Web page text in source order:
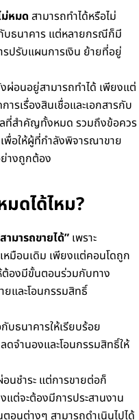
หมด สามารถทำได้หรือไม่
บธนาคาร แต่หลายกรณีก็มี
ปรับแผนการเงิน ย้ายที่อยู่
ผ่อนอยู่สามารถทำได้ เพียงแต่
รเรื่องสินเชื่อและเอกสารกับ
ที่สำคัญทั้งหมด รวมถึงข้อควร
พื่อให้ผู้ที่กำลังพิจารณาขาย
างถูกต้อง
ดได้ไหม?
ามารถขายได้” เพราะ
หมือนเดิม เพียงแต่คอนโดถูก
ต้องมีขั้นตอนร่วมกับทาง
ยและโอนกรรมสิทธิ์
ธนาคารให้เรียบร้อย
ดจำนองและโอนกรรมสิทธิ์ให้
นชำระ แต่การขายต่อก็
แต่จะต้องมีการประสานงาน
อนต่างๆ สามารถดำเนินไปได้